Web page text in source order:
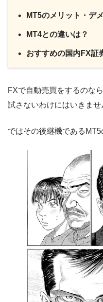
MT5のメリット・デ
MT4との違いは？
おすすめの国内FX証
FXで自動売買をするのなら
試さないわけにはいきませ
ではその後継機である